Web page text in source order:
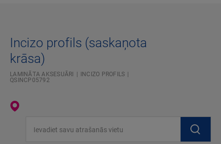
Incizo profils (saskaņota
krāsa)
LAMINĀTA AKSESUĀRI
INCIZO PROFILS
QSINCP05792